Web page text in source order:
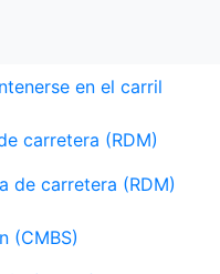
en el carril (LKAS)
carretera (RDM)
(CMBS)